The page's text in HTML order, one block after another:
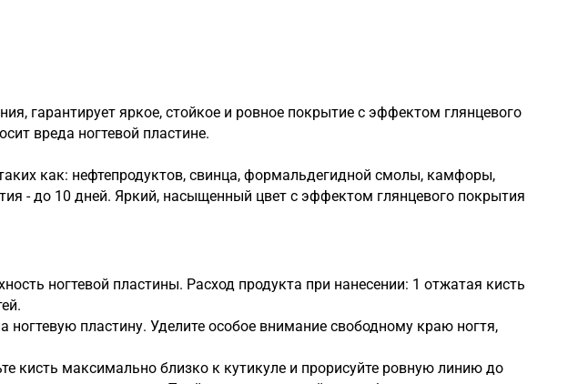
гарантирует яркое, стойкое и ровное покрытие с эффектом глянцевого
вреда ногтевой пластине.
как: нефтепродуктов, свинца, формальдегидной смолы, камфоры,
- до 10 дней. Яркий, насыщенный цвет с эффектом глянцевого покрытия
ногтевой пластины. Расход продукта при нанесении: 1 отжатая кисть
пластину. Уделите особое внимание свободному краю ногтя,
кисть максимально близко к кутикуле и прорисуйте ровную линию до